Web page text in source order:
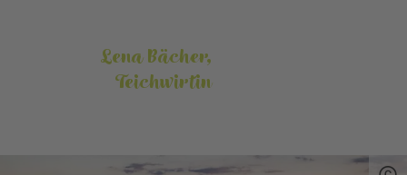
Lena Bächer,
Teichwirtin